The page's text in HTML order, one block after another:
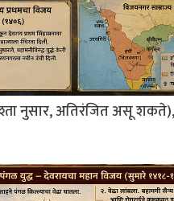
नुसार, अतिरंजित असू शकते),